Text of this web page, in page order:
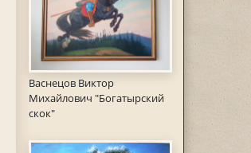
Васнецов Виктор
Михайлович "Богатырский
скок"